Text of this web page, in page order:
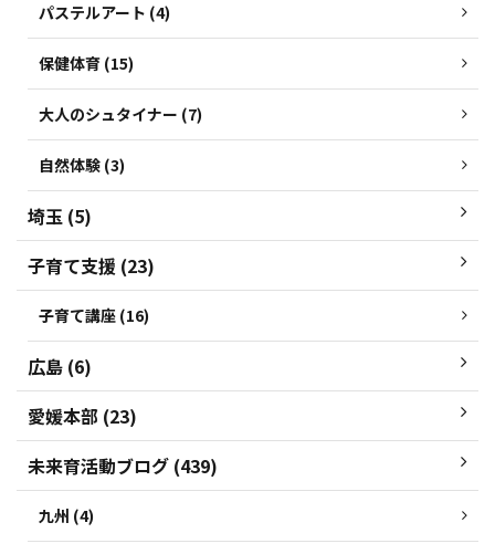
パステルアート (4)
保健体育 (15)
大人のシュタイナー (7)
自然体験 (3)
埼玉 (5)
子育て支援 (23)
子育て講座 (16)
広島 (6)
愛媛本部 (23)
未来育活動ブログ (439)
九州 (4)